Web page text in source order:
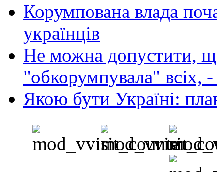
Корумпована влада
українців
Не можна допустити,
"обкорумпувала" всіх,
Якою бути Україні: